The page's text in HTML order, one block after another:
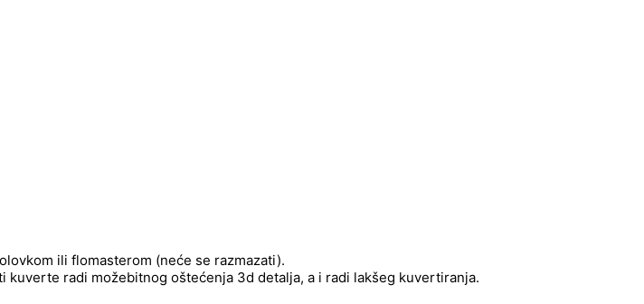
ili flomasterom (neće se razmazati).
radi možebitnog oštećenja 3d detalja, a i radi lakšeg kuvertiranja.